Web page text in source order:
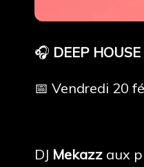
🎧 DEEP HOUSE
📅 Vendredi 20
DJ Mekazz aux